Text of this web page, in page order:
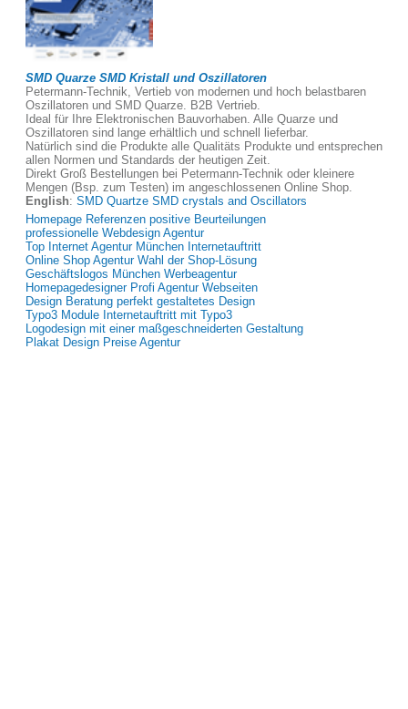
SMD Quarze SMD Kristall und Oszillatoren
Petermann-Technik, Vertieb von modernen und hoch belastbaren
Oszillatoren und SMD Quarze. B2B Vertrieb.
Ideal für Ihre Elektronischen Bauvorhaben. Alle Quarze und
Oszillatoren sind lange erhältlich und schnell lieferbar.
Natürlich sind die Produkte alle Qualitäts Produkte und entsprechen
allen Normen und Standards der heutigen Zeit.
Direkt Groß Bestellungen bei Petermann-Technik oder kleinere
Mengen (Bsp. zum Testen) im angeschlossenen Online Shop.
English: SMD Quartze SMD crystals and Oscillators
Homepage Referenzen positive Beurteilungen
professionelle Webdesign Agentur
Top Internet Agentur München Internetauftritt
Online Shop Agentur Wahl der Shop-Lösung
Geschäftslogos München Werbeagentur
Homepagedesigner Profi Agentur Webseiten
Design Beratung perfekt gestaltetes Design
Typo3 Module Internetauftritt mit Typo3
Logodesign mit einer maßgeschneiderten Gestaltung
Plakat Design Preise Agentur